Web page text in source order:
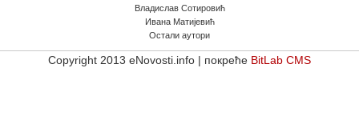
Владислав Сотировић
Ивана Матијевић
Остали аутори
Copyright 2013 eNovosti.info | покреће BitLab CMS